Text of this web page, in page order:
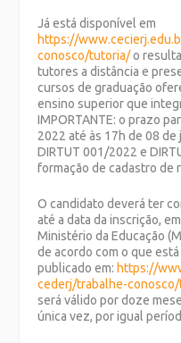
Já está disponível em
https://
conosco/tutoria/o
tutores a distância e
cursos de graduação
ensino superior que
IMPORTANTE: oprazo
2022 até às 17h de 08 de
DIRTUT 001/2022 e
formação de cadastro de
O candidato deverá ter
até a data da inscrição,
Ministério da Educação
de acordo com o que
publicado em: https://
cederj/trabalhe-
será válido por doze
única vez, por igual